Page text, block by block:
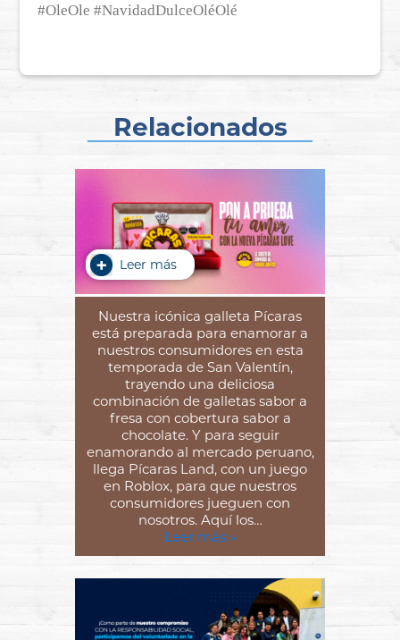
#OleOle #NavidadDulceOléOlé
Relacionados
Leer más
Nuestra icónica galleta Pícaras
está preparada para enamorar a
nuestros consumidores en esta
temporada de San Valentín,
trayendo una deliciosa
combinación de galletas sabor a
fresa con cobertura sabor a
chocolate. Y para seguir
enamorando al mercado peruano,
llega Pícaras Land, con un juego
en Roblox, para que nuestros
consumidores jueguen con
nosotros. Aquí los…
Leer más »